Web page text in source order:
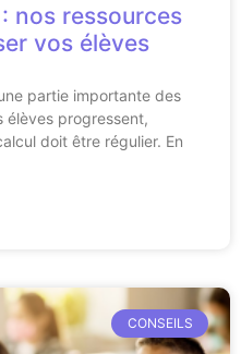
nos ressources
vos élèves
partie importante des
élèves progressent,
doit être régulier. En
CONSEILS